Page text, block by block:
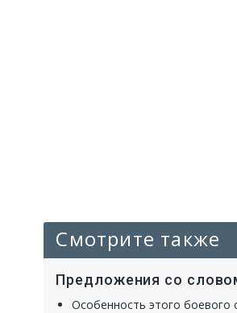
Смотрите также
Предложения со
Особенность этого боевого